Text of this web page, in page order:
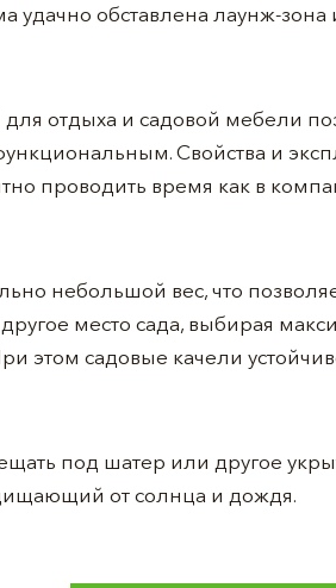
удачно обставлена лаунж-зона
отдыха и садовой мебели
Свойства и
проводить время как в
небольшой вес, что
место сада, выбирая
этом садовые качели
под шатер или другое
от солнца и дождя.